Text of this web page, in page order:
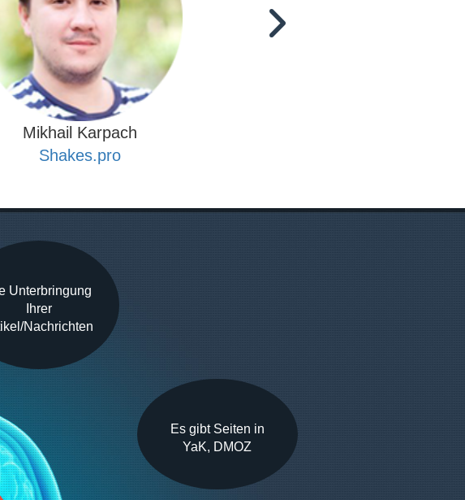
Mikhail Karpach
Shakes.pro
Referenzwechsel kaufen.
Nach der Durchführung der Arbeiten
gesandt, um mitzuteilen, in dem alles
Unterbringung
Ihrer
Nachrichten
Es gibt Seiten in
YaK, DMOZ